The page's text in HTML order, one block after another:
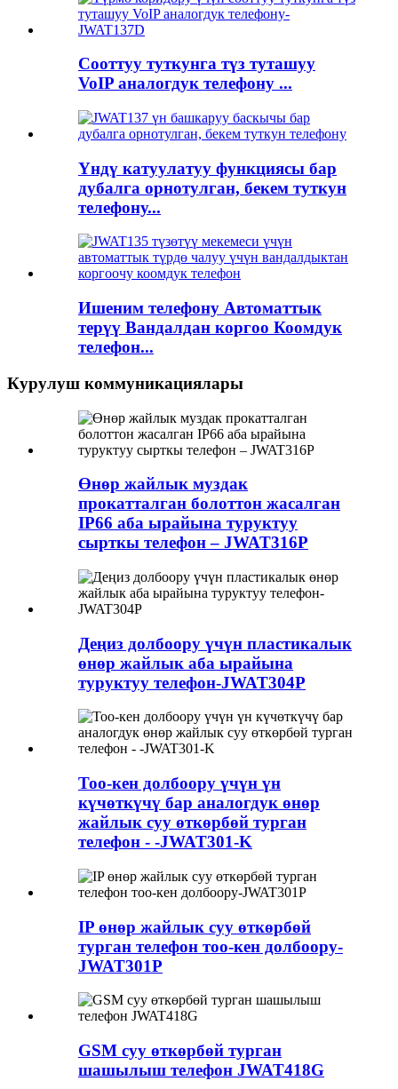
Сооттуу туткунга түз туташуу
VoIP аналогдук телефону ...
Үндү катуулатуу функциясы бар
дубалга орнотулган, бекем туткун
телефону...
Ишеним телефону Автоматтык
терүү Вандалдан коргоо Коомдук
телефон...
Курулуш коммуникациялары
Өнөр жайлык муздак
прокатталган болоттон жасалган
IP66 аба ырайына туруктуу
сырткы телефон – JWAT316P
Деңиз долбоору үчүн пластикалык
өнөр жайлык аба ырайына
туруктуу телефон-JWAT304P
Тоо-кен долбоору үчүн үн
күчөткүчү бар аналогдук өнөр
жайлык суу өткөрбөй турган
телефон - -JWAT301-K
IP өнөр жайлык суу өткөрбөй
турган телефон тоо-кен долбоору-
JWAT301P
GSM суу өткөрбөй турган
шашылыш телефон JWAT418G